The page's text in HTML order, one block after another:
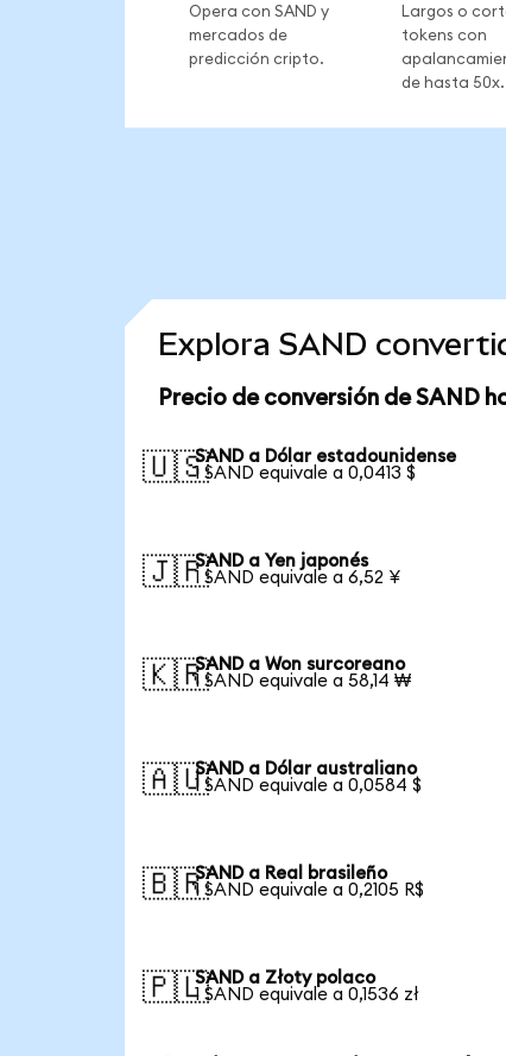
Opera con SAND y
mercados de
predicción cripto.
Largos o
tokens con
de hasta 50x.
Explora SAND
Precio de conversión de SAND
🇺🇸SAND a Dólar estadounidense
1 SAND equivale a 0,0413 $
🇯🇵SAND a Yen japonés
1 SAND equivale a 6,52 ¥
🇰🇷SAND a Won surcoreano
1 SAND equivale a 58,14 ₩
🇦🇺SAND a Dólar australiano
1 SAND equivale a 0,0584 $
🇧🇷SAND a Real brasileño
1 SAND equivale a 0,2105 R$
🇵🇱SAND a Złoty polaco
1 SAND equivale a 0,1536 zł